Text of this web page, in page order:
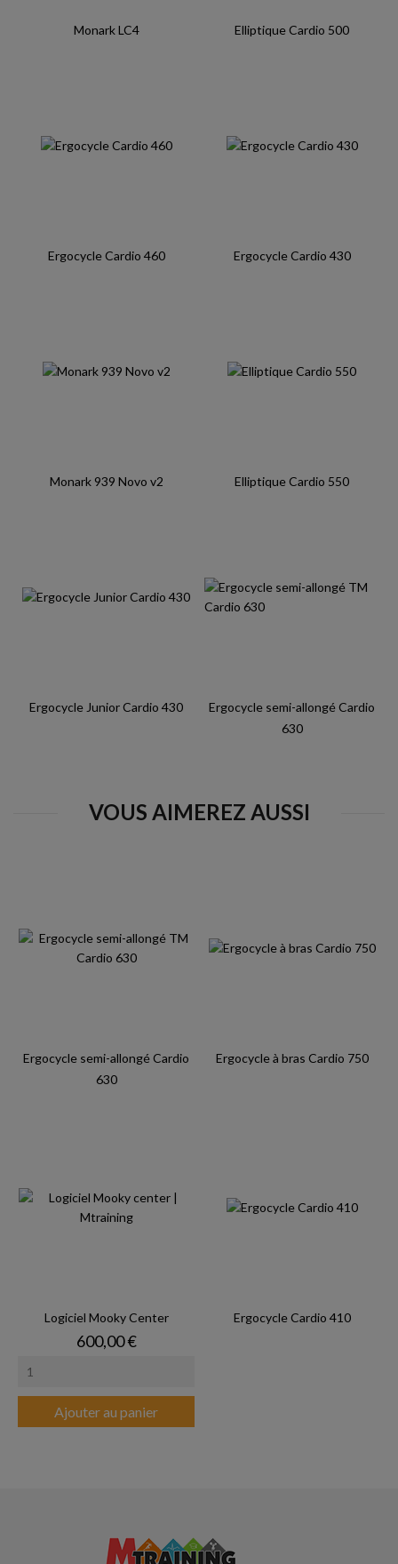
Monark LC4 Elliptique Cardio 500
Ergocycle Cardio 460 Ergocycle Cardio 430
Monark 939 Novo v2 Elliptique Cardio 550
Ergocycle Junior Cardio 430
Ergocycle semi-allongé Cardio
630
VOUS AIMEREZ AUSSI
Ergocycle semi-allongé Cardio
630
Ergocycle à bras Cardio 750
Logiciel Mooky Center
Prix
600,00 €
Ajouter au panier
Ergocycle Cardio 410